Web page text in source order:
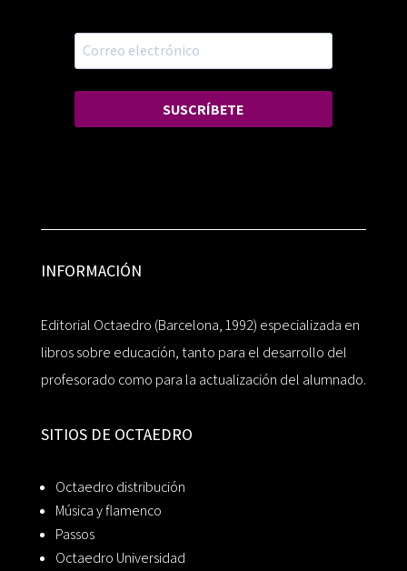
SUSCRÍBETE
INFORMACIÓN
Editorial Octaedro (Barcelona, 1992) especializada en
libros sobre educación, tanto para el desarrollo del
profesorado como para la actualización del alumnado.
SITIOS DE OCTAEDRO
Octaedro distribución
Música y flamenco
Passos
Octaedro Universidad